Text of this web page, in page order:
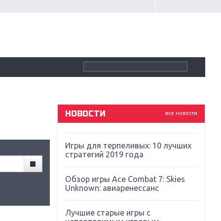
все новости
НОВОСТИ
Souls
Far Cry 5: хвалить нельзя ругать
Игры для терпеливых: 10 лучших
стратегий 2019 года
Обзор игры Ace Combat 7: Skies
Unknown: авиаренессанс
Лучшие старые игры с